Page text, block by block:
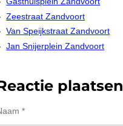
Zeestraat Zandvoort
Van Speijkstraat Zandvoort
Jan Snijerplein Zandvoort
plaatsen
*